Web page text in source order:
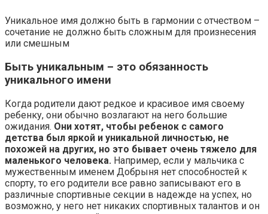
Уникальное имя должно быть в гармонии с отчеством –
сочетание не должно быть сложным для произнесения
или смешным
Быть уникальным – это обязанность
уникального имени
Когда родители дают редкое и красивое имя своему
ребенку, они обычно возлагают на него большие
ожидания. Они хотят, чтобы ребенок с самого
детства был яркой и уникальной личностью, не
похожей на других, но это бывает очень тяжело для
маленького человека. Например, если у мальчика с
мужественным именем Добрыня нет способностей к
спорту, то его родители все равно записывают его в
различные спортивные секции в надежде на успех, но
возможно, у него нет никаких спортивных талантов и он